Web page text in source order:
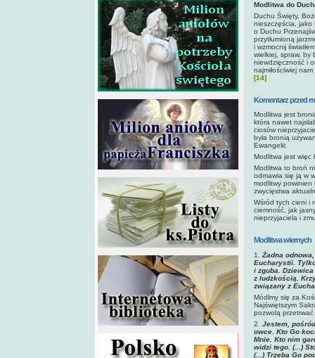
Modlitwa do
Duchu Święty,
nieszczęścia, jako
o Duchu
przytłumioną
i wzmocnij
wielkiej, spraw, by
niewdzięczność i
najmiłościwiej
[14]
Komentarz przed
Modlitwa jest
która nawet
ciosów
była bronią
Ewangelii;
Modlitwa jest więc
Modlitwa to broń
odmawia się ją w
modlitwy powinien
zwycięstwa
Wśród tych cieni i
ciemność, jak
nieprzyjaciela i
Modlitwa wiernych
1. Żadna
Eucharystii.
i zguba.
z ludzkością.
związany z
Módlmy się za
Najświętszym
pozwolą
2
Jestem,
owce. Kto Go
Mnie. Kto nim
widzi tego. (...)
(...) Trzeba Go